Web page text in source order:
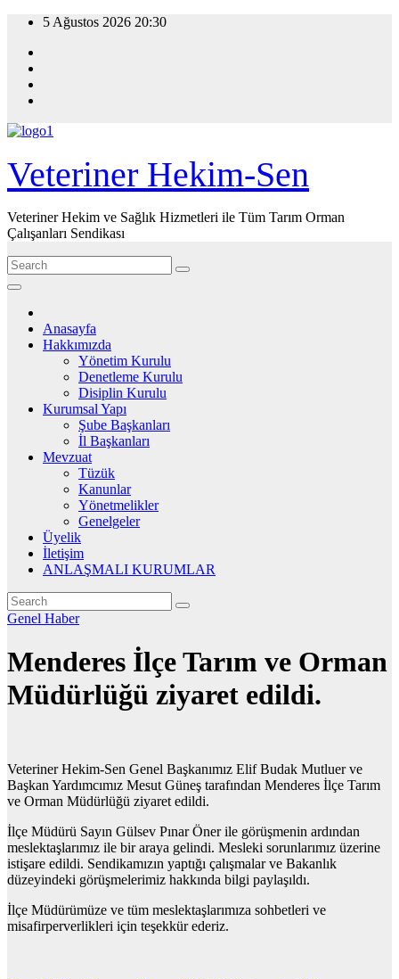
Skip
content
5 Ağustos 2026 20:30
Veteriner Hekim-Sen
Veteriner Hekim ve Sağlık Hizmetleri ile Tüm Tarım Orman
Çalışanları Sendikası
Anasayfa
Hakkımızda
Yönetim Kurulu
Denetleme Kurulu
Disiplin Kurulu
Kurumsal Yapı
Şube Başkanları
İl Başkanları
Mevzuat
Tüzük
Kanunlar
Yönetmelikler
Genelgeler
Üyelik
İletişim
ANLAŞMALI KURUMLAR
Genel Haber
Menderes İlçe Tarım ve Orman
Müdürlüğü ziyaret edildi.
Veteriner Hekim-Sen Genel Başkanımız Elif Budak Mutluer ve
Başkan Yardımcımız Mesut Güneş tarafından Menderes İlçe Tarım
ve Orman Müdürlüğü ziyaret edildi.
İlçe Müdürü Sayın Gülsev Pınar Öner ile görüşmenin ardından
meslektaşlarımız ile bir araya gelindi. Mesleki sorunlarımız üzerine
istişare edildi. Sendikamızın yaptığı çalışmalar ve Bakanlık
düzeyindeki görüşmelerimiz hakkında bilgi paylaşıldı.
İlçe Müdürümüze ve tüm meslektaşlarımıza sohbetleri ve
misafirperverlikleri için teşekkür ederiz.